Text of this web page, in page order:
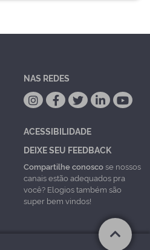
NAS REDES
ACESSIBILIDADE
DEIXE SEU FEEDBACK
Compartilhe conoscose nossos
canais estão adequados pra
você? Elogios também são
super bem vindos!